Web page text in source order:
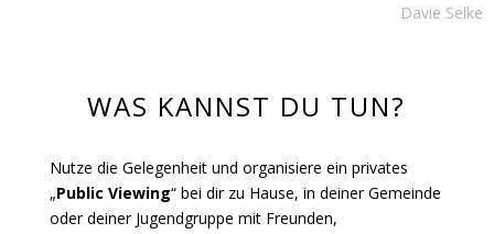
Davie Selke
WAS KANNST DU TUN?
Nutze die Gelegenheit und organisiere ein privates
„Public Viewing“ bei dir zu Hause, in deiner Gemeinde
oder deiner Jugendgruppe mit Freunden,